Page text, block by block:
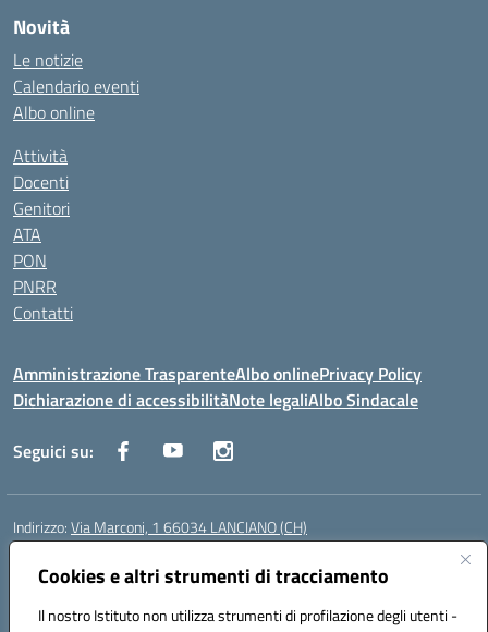
Cookies e altri strumenti di tracciamento
Il nostro Istituto non utilizza strumenti di profilazione degli utenti -
Novità
Le notizie
Calendario eventi
Albo online
Attività
Docenti
Genitori
ATA
PON
PNRR
Contatti
Amministrazione TrasparenteAlbo onlinePrivacy Policy
Dichiarazione di accessibilitàNote legaliAlbo Sindacale
Seguici su:
Indirizzo:Via Marconi, 1 66034 LANCIANO (CH)
Centralino:
Posta elettronica certificata (PEC):chic840006@pec.istruzione.it
Codice fiscale: 90031370696